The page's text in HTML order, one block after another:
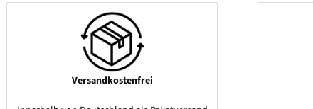
Versandkostenfrei